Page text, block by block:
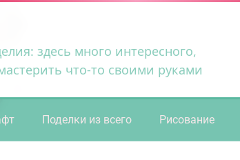
здесь много интересного,
что-то своими руками
Поделки из всего Рисование